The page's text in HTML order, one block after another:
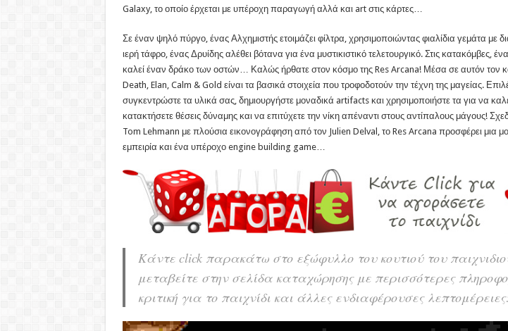
Galaxy, το οποίο έρχεται με υπέροχη παραγωγή αλλά και art στις κάρτες…
Σε έναν ψηλό πύργο, ένας Αλχημιστής ετοιμάζει φίλτρα, χρησιμοποιώντας φιαλίδια γεμάτα με
ιερή τάφρο, ένας Δρυίδης αλέθει βότανα για ένα μυστικιστικό τελετουργικό. Στις κατακόμβες,
καλεί έναν δράκο των οστών… Καλώς ήρθατε στον κόσμο της Res Arcana! Μέσα σε αυτόν τον
Death, Elan, Calm & Gold είναι τα βασικά στοιχεία που τροφοδοτούν την τέχνη της μαγείας.
συγκεντρώστε τα υλικά σας, δημιουργήστε μοναδικά artifacts και χρησιμοποιήστε τα για να
κατακτήσετε θέσεις δύναμης και να επιτύχετε την νίκη απέναντι στους αντίπαλους μάγους!
Tom Lehmann με πλούσια εικονογράφηση από τον Julien Delval, το Res Arcana προσφέρει μια
εμπειρία και ένα υπέροχο engine building game…
Κάντε click παρακάτω στο εξώφυλλο του κουτιού του
μεταβείτε στην σελίδα καταχώρησης με περισσότερες
κριτική για το παιχνίδι και άλλες ενδιαφέρουσες